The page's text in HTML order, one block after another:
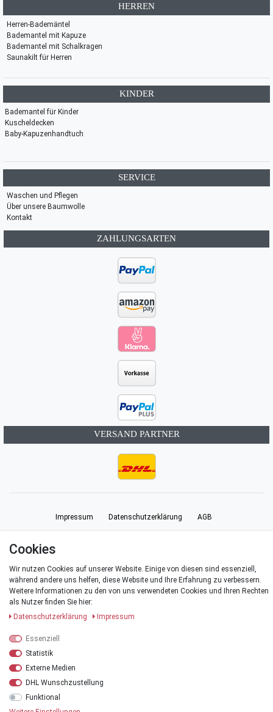
HERREN
Herren-Bademäntel
Bademantel mit Kapuze
Bademantel mit Schalkragen
Saunakilt für Herren
KINDER
Bademantel für Kinder
Kuscheldecken
Baby-Kapuzenhandtuch
SERVICE
Waschen und Pflegen
Über unsere Baumwolle
Kontakt
ZAHLUNGSARTEN
VERSAND PARTNER
Impressum Daten­schutz­erklärung AGB
Barrierefreiheitserklärung
Kontakt
*Alle Preise verstehen sich inklusive der Mehrwertsteuer, zuzüglich der
**Versandkostenfrei innerhalb Deutschlands ab einem Warenwert von 20 €
Cookies
Wir nutzen Cookies auf unserer Website. Einige von diesen sind essenziell,
während andere uns helfen, diese Website und Ihre Erfahrung zu verbessern.
Weitere Informationen zu den von uns verwendeten Cookies und Ihren Rechten
als Nutzer finden Sie hier:
Daten­schutz­erklärung
Impressum
Essenziell
Statistik
Externe Medien
DHL Wunschzustellung
Funktional